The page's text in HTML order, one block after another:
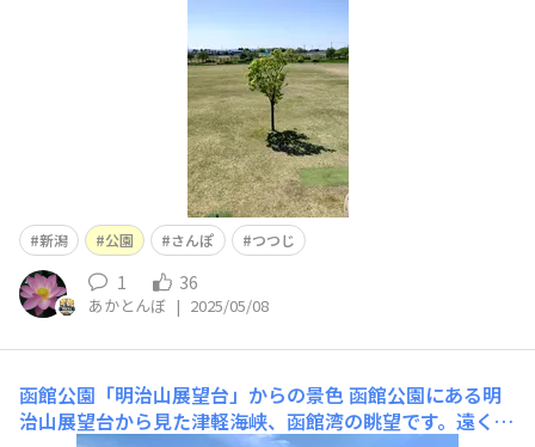
新潟 公園 さんぽ つつじ
1 36
あかとんぼ | 2025/05/08
函館公園「明治山展望台」からの景色函館公園にある明
治山展望台から見た津軽海峡、函館湾の眺望です。遠くに